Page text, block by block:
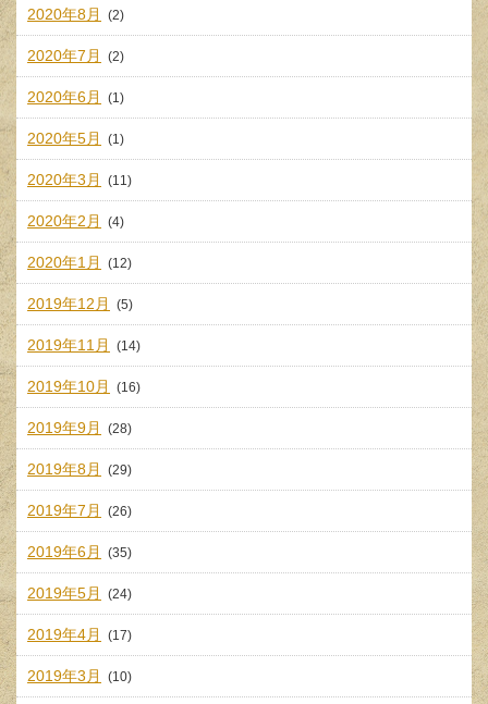
2020年8月 (2)
2020年7月 (2)
2020年6月 (1)
2020年5月 (1)
2020年3月 (11)
2020年2月 (4)
2020年1月 (12)
2019年12月 (5)
2019年11月 (14)
2019年10月 (16)
2019年9月 (28)
2019年8月 (29)
2019年7月 (26)
2019年6月 (35)
2019年5月 (24)
2019年4月 (17)
2019年3月 (10)